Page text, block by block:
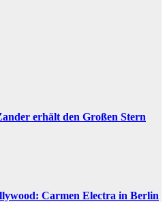
erhält den Großen Stern
Carmen Electra in Berlin